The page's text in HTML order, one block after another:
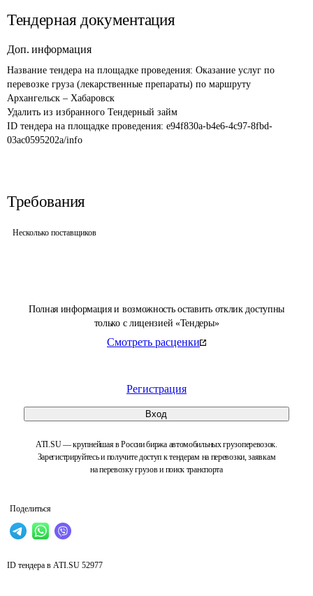
Полная информация и возможность оставить отклик доступны
только с лицензией «Тендеры»
Смотреть расценки
Регистрация
Вход
ATI.SU — крупнейшая в России биржа автомобильных грузоперевозок.
Зарегистрируйтесь и получите доступ к тендерам на перевозки, заявкам
на перевозку грузов и поиск транспорта
Поделиться
Тендерная документация
Доп. информация
Название тендера на площадке проведения: Оказание услуг по
перевозке груза (лекарственные препараты) по маршруту
Архангельск – Хабаровск
ID тендера на площадке проведения: e94f830a-b4e6-4c97-8fbd-
03ac0595202a/info
Требования
Несколько поставщиков
ID тендера в ATI.SU 52977